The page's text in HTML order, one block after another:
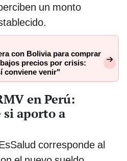
un monto
con Bolivia para comprar
precios por crisis:
conviene venir"
en Perú:
aporto a
corresponde al